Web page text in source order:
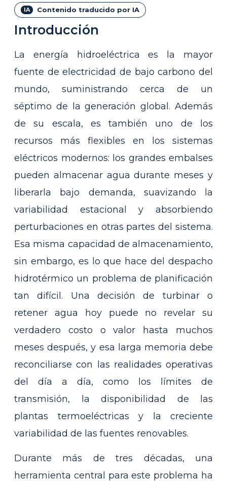
Contenido traducido por IA
Introducción
La energía hidroeléctrica es la mayor
fuente de electricidad de bajo carbono del
mundo, suministrando cerca de un
séptimo de la generación global. Además
de su escala, es también uno de los
recursos más flexibles en los sistemas
eléctricos modernos: los grandes embalses
pueden almacenar agua durante meses y
liberarla bajo demanda, suavizando la
variabilidad estacional y absorbiendo
perturbaciones en otras partes del sistema.
Esa misma capacidad de almacenamiento,
sin embargo, es lo que hace del despacho
hidrotérmico un problema de planificación
tan difícil. Una decisión de turbinar o
retener agua hoy puede no revelar su
verdadero costo o valor hasta muchos
meses después, y esa larga memoria debe
reconciliarse con las realidades operativas
del día a día, como los límites de
transmisión, la disponibilidad de las
plantas termoeléctricas y la creciente
variabilidad de las fuentes renovables.
Durante más de tres décadas, una
herramienta central para este problema ha